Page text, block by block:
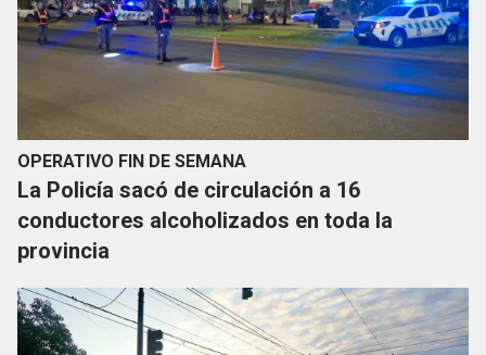
OPERATIVO FIN DE SEMANA
La Policía sacó de circulación a 16
conductores alcoholizados en toda la
provincia